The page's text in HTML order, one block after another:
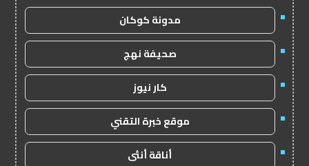
مدونة كوكان
صحيفة نهج
كار نيوز
موقع خبرة التقني
أناقة أنثى